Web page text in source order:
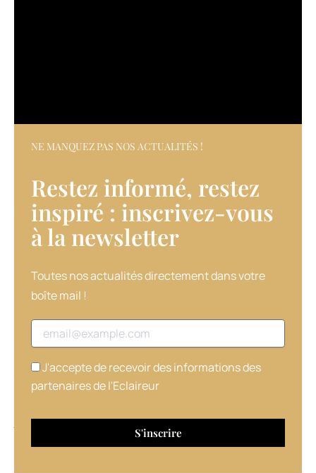
Bozon,
accompagne
des
coiffeurs
très
concrètement
lors
stages
mais
désormais
loin.
découvert
journée
NE MANQUEZ PAS NOS ACTUALITÉS !
Restez informé, restez
inspiré : inscrivez-vous
à la newsletter​
Toutes nos actualités directement dans votre
boîte mail !
Adresse email
J'accepte de recevoir des informations des
partenaires de l'Eclaireur